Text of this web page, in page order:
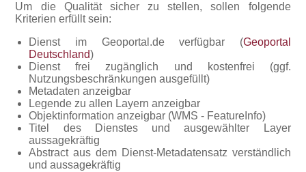
Um die Qualität sicher zu stellen, sollen folgende
Kriterien erfüllt sein:
Dienst im Geoportal.de verfügbar (Geoportal
Deutschland)
Dienst frei zugänglich und kostenfrei (ggf.
Nutzungsbeschränkungen ausgefüllt)
Metadaten anzeigbar
Legende zu allen Layern anzeigbar
Objektinformation anzeigbar (WMS - FeatureInfo)
Titel des Dienstes und ausgewählter Layer
aussagekräftig
Abstract aus dem Dienst-Metadatensatz verständlich
und aussagekräftig